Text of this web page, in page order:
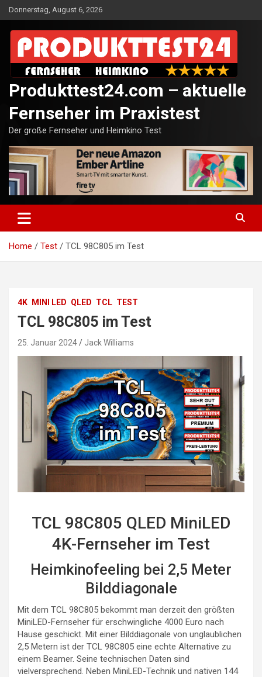
Skip
to
content
Donnerstag, August 6, 2026
Produkttest24.com – aktuelle
Fernseher im Praxistest
Der große Fernseher und Heimkino Test
Home Test TCL 98C805 im Test
4K MINI LED QLED TCL TEST
TCL 98C805 im Test
25. Januar 2024 Jack Williams
TCL 98C805 QLED MiniLED
4K-Fernseher im Test
Heimkinofeeling bei 2,5 Meter
Bilddiagonale
Mit dem TCL 98C805 bekommt man derzeit den größten
MiniLED-Fernseher für erschwingliche 4000 Euro nach
Hause geschickt. Mit einer Bilddiagonale von unglaublichen
2,5 Metern ist der TCL 98C805 eine echte Alternative zu
einem Beamer. Seine technischen Daten sind
vielversprechend. Neben MiniLED-Technik und nativen 144